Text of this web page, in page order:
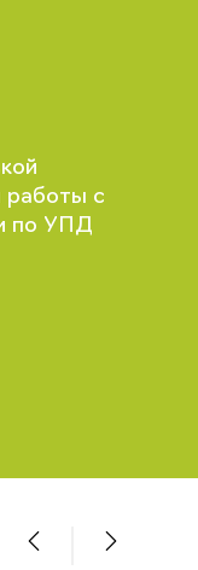
работы с
по УПД